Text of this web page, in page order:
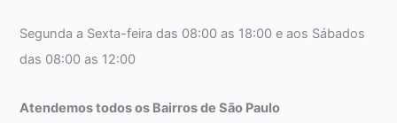
Segunda a Sexta-feira das 08:00 as 18:00 e aos Sábados
das 08:00 as 12:00
Atendemos todos os Bairros de São Paulo